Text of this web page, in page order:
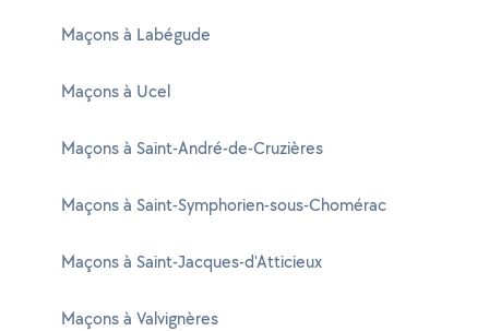
Maçons à Labégude
Maçons à Ucel
Maçons à Saint-André-de-Cruzières
Maçons à Saint-Symphorien-sous-Chomérac
Maçons à Saint-Jacques-d'Atticieux
Maçons à Valvignères